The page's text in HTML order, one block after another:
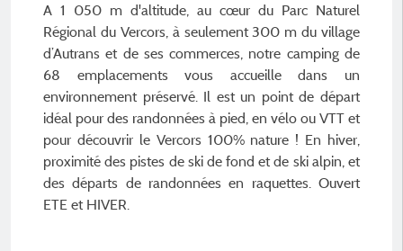
A 1 050 m d'altitude, au cœur du Parc Naturel
Régional du Vercors, à seulement 300 m du village
d’Autrans et de ses commerces, notre camping de
68 emplacements vous accueille dans un
environnement préservé. Il est un point de départ
idéal pour des randonnées à pied, en vélo ou VTT et
pour découvrir le Vercors 100% nature ! En hiver,
proximité des pistes de ski de fond et de ski alpin, et
des départs de randonnées en raquettes. Ouvert
ETE et HIVER.